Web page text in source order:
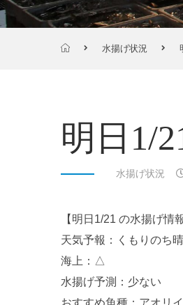
水揚げ状況
明日1/
水揚げ状況
【明日1/21 の水揚げ
天気予報：くもりのち
海上：△
水揚げ予測：少ない
おすすめ魚種：アオリ